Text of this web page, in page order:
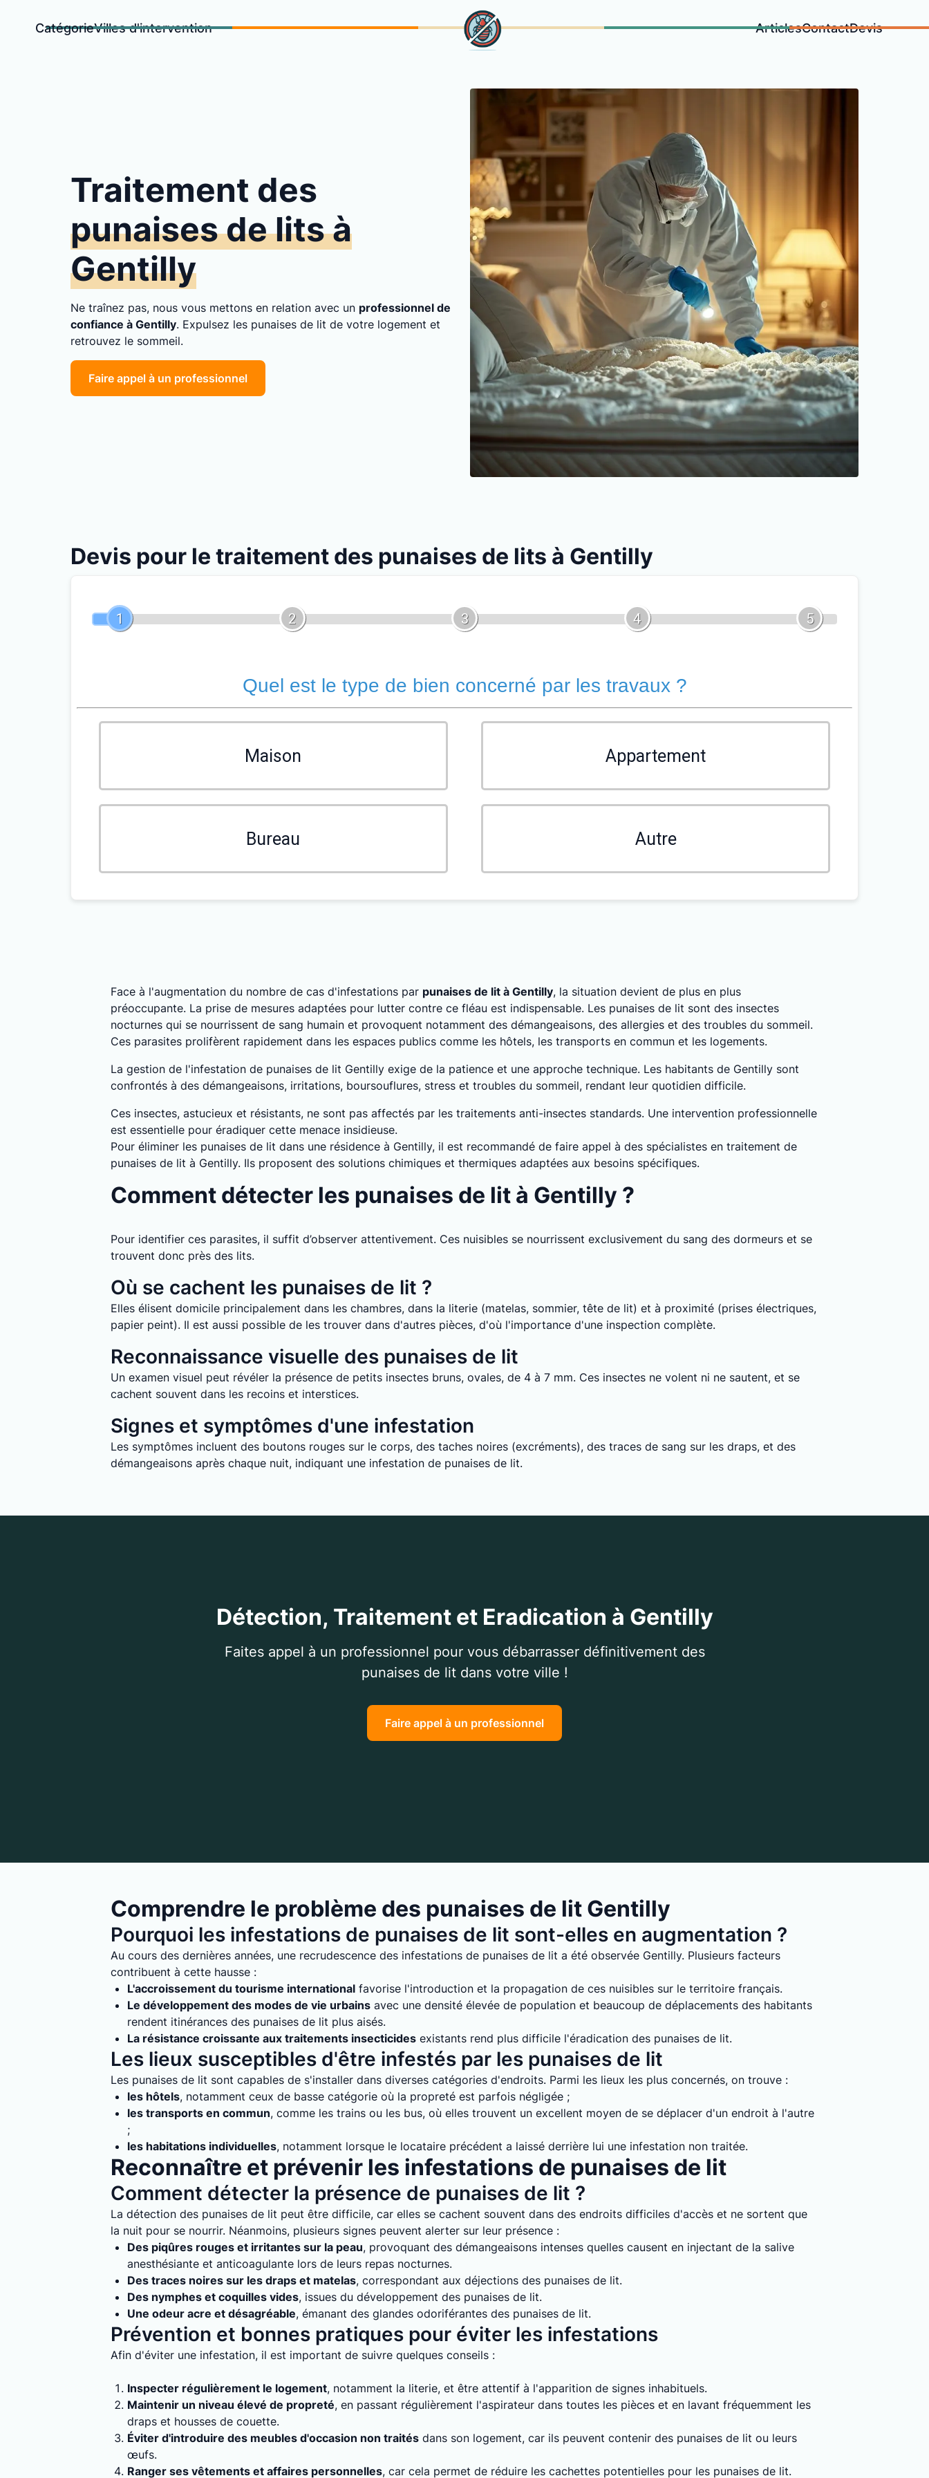
CatégorieVilles d'intervention ArticlesContactDevis
Traitement des
punaises de lits à
Gentilly
Ne traînez pas, nous vous mettons en relation avec un professionnel de
confiance à Gentilly. Expulsez les punaises de lit de votre logement et
retrouvez le sommeil.
Faire appel à un professionnel
Devis pour le traitement des punaises de lits à Gentilly
1 2 3 4 5
Quel est le type de bien concerné par les travaux ?
Maison Appartement
Bureau Autre
Face à l'augmentation du nombre de cas d'infestations par punaises de lit à Gentilly, la situation devient de plus en plus
préoccupante. La prise de mesures adaptées pour lutter contre ce fléau est indispensable. Les punaises de lit sont des insectes
nocturnes qui se nourrissent de sang humain et provoquent notamment des démangeaisons, des allergies et des troubles du sommeil.
Ces parasites prolifèrent rapidement dans les espaces publics comme les hôtels, les transports en commun et les logements.
La gestion de l'infestation de punaises de lit Gentilly exige de la patience et une approche technique. Les habitants de Gentilly sont
confrontés à des démangeaisons, irritations, boursouflures, stress et troubles du sommeil, rendant leur quotidien difficile.
Ces insectes, astucieux et résistants, ne sont pas affectés par les traitements anti-insectes standards. Une intervention professionnelle
est essentielle pour éradiquer cette menace insidieuse.
Pour éliminer les punaises de lit dans une résidence à Gentilly, il est recommandé de faire appel à des spécialistes en traitement de
punaises de lit à Gentilly. Ils proposent des solutions chimiques et thermiques adaptées aux besoins spécifiques.
Comment détecter les punaises de lit à Gentilly ?
Pour identifier ces parasites, il suffit d’observer attentivement. Ces nuisibles se nourrissent exclusivement du sang des dormeurs et se
trouvent donc près des lits.
Où se cachent les punaises de lit ?
Elles élisent domicile principalement dans les chambres, dans la literie (matelas, sommier, tête de lit) et à proximité (prises électriques,
papier peint). Il est aussi possible de les trouver dans d'autres pièces, d'où l'importance d'une inspection complète.
Reconnaissance visuelle des punaises de lit
Un examen visuel peut révéler la présence de petits insectes bruns, ovales, de 4 à 7 mm. Ces insectes ne volent ni ne sautent, et se
cachent souvent dans les recoins et interstices.
Signes et symptômes d'une infestation
Les symptômes incluent des boutons rouges sur le corps, des taches noires (excréments), des traces de sang sur les draps, et des
démangeaisons après chaque nuit, indiquant une infestation de punaises de lit.
Détection, Traitement et Eradication à Gentilly
Faites appel à un professionnel pour vous débarrasser définitivement des
punaises de lit dans votre ville !
Faire appel à un professionnel
Comprendre le problème des punaises de lit Gentilly
Pourquoi les infestations de punaises de lit sont-elles en augmentation ?
Au cours des dernières années, une recrudescence des infestations de punaises de lit a été observée Gentilly. Plusieurs facteurs
contribuent à cette hausse :
L'accroissement du tourisme international favorise l'introduction et la propagation de ces nuisibles sur le territoire français.
Le développement des modes de vie urbains avec une densité élevée de population et beaucoup de déplacements des habitants
rendent itinérances des punaises de lit plus aisés.
La résistance croissante aux traitements insecticides existants rend plus difficile l'éradication des punaises de lit.
Les lieux susceptibles d'être infestés par les punaises de lit
Les punaises de lit sont capables de s'installer dans diverses catégories d'endroits. Parmi les lieux les plus concernés, on trouve :
les hôtels, notamment ceux de basse catégorie où la propreté est parfois négligée ;
les transports en commun, comme les trains ou les bus, où elles trouvent un excellent moyen de se déplacer d'un endroit à l'autre
;
les habitations individuelles, notamment lorsque le locataire précédent a laissé derrière lui une infestation non traitée.
Reconnaître et prévenir les infestations de punaises de lit
Comment détecter la présence de punaises de lit ?
La détection des punaises de lit peut être difficile, car elles se cachent souvent dans des endroits difficiles d'accès et ne sortent que
la nuit pour se nourrir. Néanmoins, plusieurs signes peuvent alerter sur leur présence :
Des piqûres rouges et irritantes sur la peau, provoquant des démangeaisons intenses quelles causent en injectant de la salive
anesthésiante et anticoagulante lors de leurs repas nocturnes.
Des traces noires sur les draps et matelas, correspondant aux déjections des punaises de lit.
Des nymphes et coquilles vides, issues du développement des punaises de lit.
Une odeur acre et désagréable, émanant des glandes odoriférantes des punaises de lit.
Prévention et bonnes pratiques pour éviter les infestations
Afin d'éviter une infestation, il est important de suivre quelques conseils :
Inspecter régulièrement le logement, notamment la literie, et être attentif à l'apparition de signes inhabituels.
Maintenir un niveau élevé de propreté, en passant régulièrement l'aspirateur dans toutes les pièces et en lavant fréquemment les
draps et housses de couette.
Éviter d'introduire des meubles d'occasion non traités dans son logement, car ils peuvent contenir des punaises de lit ou leurs
œufs.
Ranger ses vêtements et affaires personnelles, car cela permet de réduire les cachettes potentielles pour les punaises de lit.